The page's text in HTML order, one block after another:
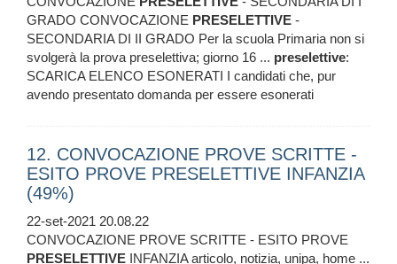
GRADO CONVOCAZIONE PRESELETTIVE -
SECONDARIA DI II GRADO Per la scuola Primaria non si
svolgerà la prova preselettiva; giorno 16 ... preselettive:
SCARICA ELENCO ESONERATI I candidati che, pur
avendo presentato domanda per essere esonerati
12. CONVOCAZIONE PROVE SCRITTE -
ESITO PROVE PRESELETTIVE INFANZIA
(49%)
22-set-2021 20.08.22
CONVOCAZIONE PROVE SCRITTE - ESITO PROVE
PRESELETTIVE INFANZIA articolo, notizia, unipa, home ...